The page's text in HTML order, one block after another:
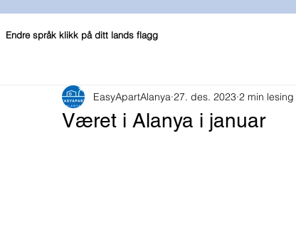
Været i Alanya i januar
EasyApartAlanya 27. des. 2023 2 min lesing
Endre språk klikk på ditt lands flagg